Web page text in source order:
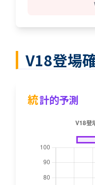
V18登場
統計的予測